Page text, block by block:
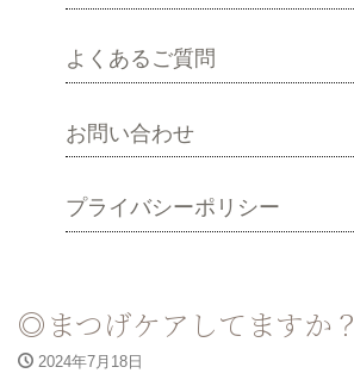
よくあるご質問
お問い合わせ
プライバシーポリシー
◎まつげケアしてますか？
2024年7月18日